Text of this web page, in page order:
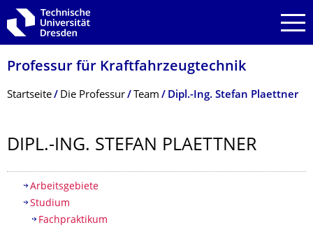
Zur Hauptnavigation springen
Zur Suche springen
Zum Inhalt springen
Professur für Kraftfahrzeugtech­nik
Breadcrumb-Menü
Startseite Die Professur Team Dipl.-Ing. Stefan Plaettner
DIPL.-ING. STEFAN PLAETTNER
Inhaltsverzeichnis
Arbeitsgebiete
Studium
Fachpraktikum